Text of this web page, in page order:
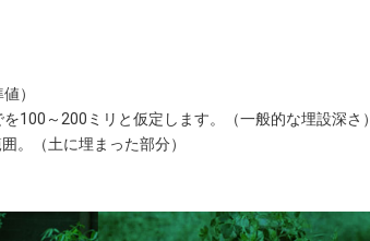
）
100～200ミリと仮定します。（一般的な埋設深さ）
。（土に埋まった部分）